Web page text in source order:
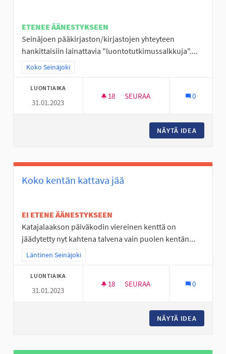
ETENEE ÄÄNESTYKSEEN
Seinäjoen pääkirjaston/kirjastojen yhteyteen
hankittaisiin lainattavia "luontotutkimussalkkuja"....
Rajaa tulokset teeman mukaan: Koko Seinäjoki
Koko Seinäjoki
LUONTIAIKA
31.01.2023
18 18 SEURAAJAA
SEURAA 0
NÄYTÄ IDEA
Koko kentän kattava jää
EI ETENE ÄÄNESTYKSEEN
Katajalaakson päiväkodin viereinen kenttä on
jäädytetty nyt kahtena talvena vain puolen kentän...
Rajaa tulokset teeman mukaan: Läntinen Seinäjoki
Läntinen Seinäjoki
LUONTIAIKA
31.01.2023
18 18 SEURAAJAA
SEURAA 0
NÄYTÄ IDEA